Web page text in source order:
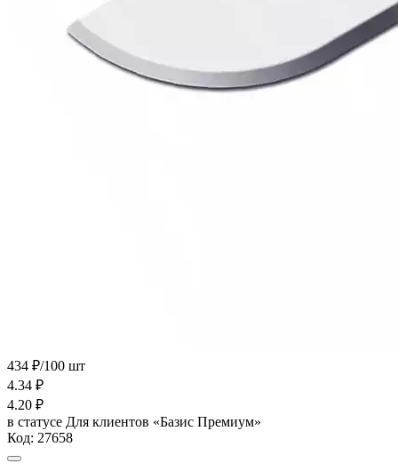
434 ₽/100 шт
4.34 ₽
4.20 ₽
в статусе Для клиентов «Базис Премиум»
Код: 27658